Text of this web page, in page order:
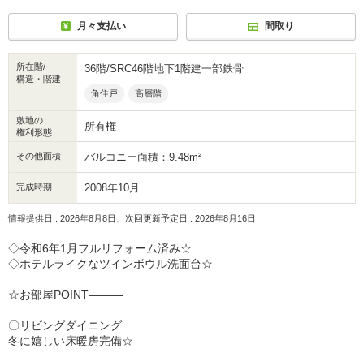
月々支払い 間取り
所在階/
構造・階建
36階/SRC46階地下1階建一部鉄骨
角住戸 高層階
敷地の
権利形態
所有権
その他面積 バルコニー面積：9.48m²
完成時期 2008年10月
情報提供日 : 2026年8月8日、次回更新予定日 : 2026年8月16日
◇令和6年1月フルリフォーム済み☆
◇ホテルライクなツインボウル洗面台☆
☆お部屋POINT―――
〇リビングダイニング
冬に嬉しい床暖房完備☆